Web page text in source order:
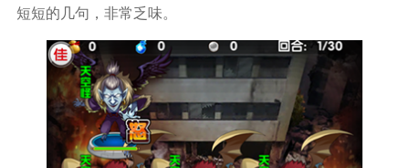
短短的几句，非常乏味。